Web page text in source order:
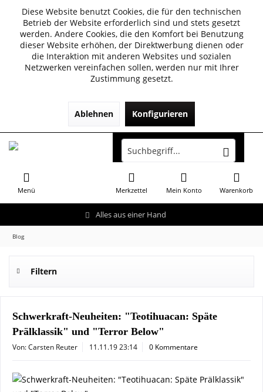
Diese Website benutzt Cookies, die für den technischen
Betrieb der Website erforderlich sind und stets gesetzt
werden. Andere Cookies, die den Komfort bei Benutzung
dieser Website erhöhen, der Direktwerbung dienen oder
die Interaktion mit anderen Websites und sozialen
Netzwerken vereinfachen sollen, werden nur mit Ihrer
Zustimmung gesetzt.
Ablehnen Konfigurieren
Alles aus einer Hand
Menü Warenkorb
Merkzettel Mein Konto
Blog
Filtern
Schwerkraft-Neuheiten: "Teotihuacan: Späte
Prälklassik" und "Terror Below"
Von: Carsten Reuter 11.11.19 23:14 0 Kommentare